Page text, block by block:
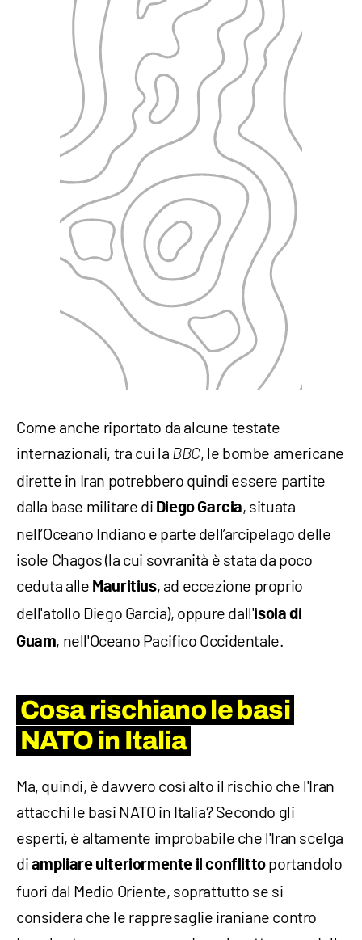
Come anche riportato da alcune testate
internazionali, tra cui la BBC, le bombe americane
dirette in Iran potrebbero quindi essere partite
dalla base militare di Diego Garcia, situata
nell’Oceano Indiano e parte dell’arcipelago delle
isole Chagos (la cui sovranità è stata da poco
ceduta alle Mauritius, ad eccezione proprio
dell'atollo Diego Garcia), oppure dall'isola di
Guam, nell'Oceano Pacifico Occidentale.
Cosa rischiano le basi
NATO in Italia
Ma, quindi, è davvero così alto il rischio che l'Iran
attacchi le basi NATO in Italia? Secondo gli
esperti, è altamente improbabile che l'Iran scelga
di ampliare ulteriormente il conflittoportandolo
fuori dal Medio Oriente, soprattutto se si
considera che le rappresaglie iraniane contro